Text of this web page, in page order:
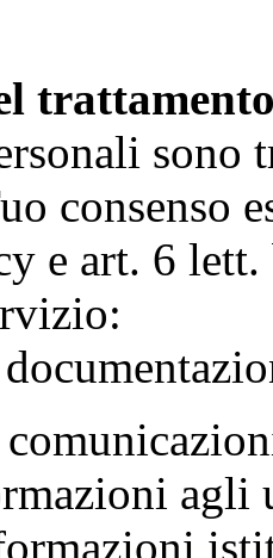
sono
consenso
e art. 6
agli